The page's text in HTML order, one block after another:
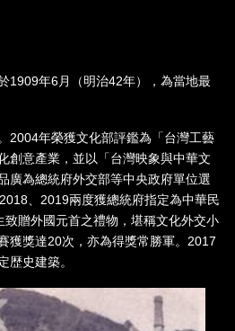
1909年6月（明治42年），為當地最
2004年榮獲文化部評鑑為「台灣工藝
創意產業，並以「台灣映象與中華文
廣為總統府外交部等中央政府單位選
、2019兩度獲總統府指定為中華民
致贈外國元首之禮物，堪稱文化外交小
獲獎達20次，亦為得獎常勝軍。2017
歴史建築。